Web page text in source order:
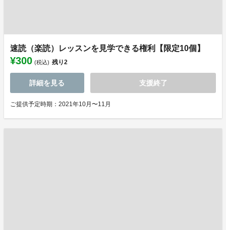
速読（楽読）レッスンを見学できる権利【限定10個】
¥300 (税込) 残り2
詳細を見る 支援終了
ご提供予定時期：2021年10月〜11月